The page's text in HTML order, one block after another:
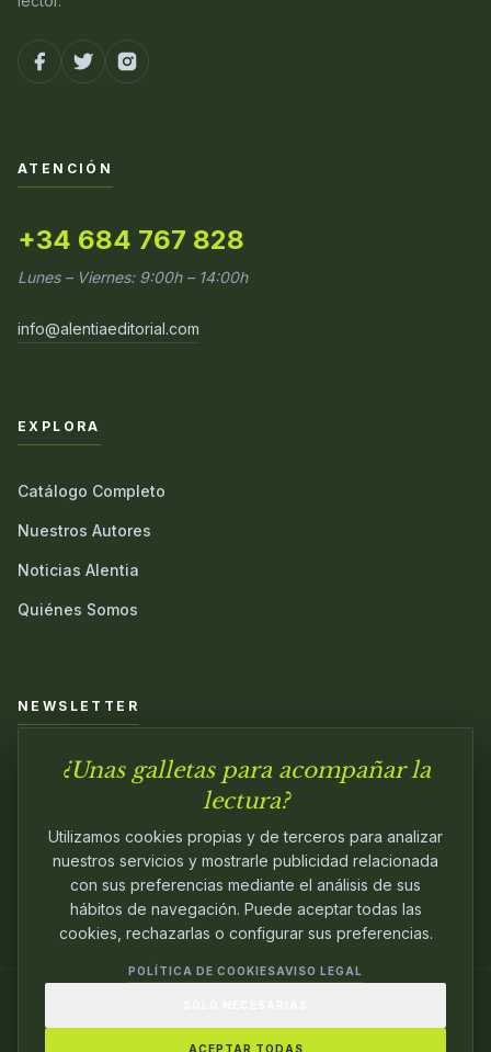
ATENCIÓN
+34 684 767 828
Lunes – Viernes: 9:00h – 14:00h
info@alentiaeditorial.com
EXPLORA
Catálogo Completo
Nuestros Autores
Noticias Alentia
Quiénes Somos
NEWSLETTER
Únete a nuestra comunidad y sé el primero en conocer las
PASIÓN.
¿Unas galletas para acompañar la
lectura?
Utilizamos cookies propias y de terceros para analizar
nuestros servicios y mostrarle publicidad relacionada
con sus preferencias mediante el análisis de sus
hábitos de navegación. Puede aceptar todas las
cookies, rechazarlas o configurar sus preferencias.
POLÍTICA DE COOKIESAVISO LEGAL
ACEPTAR TODAS